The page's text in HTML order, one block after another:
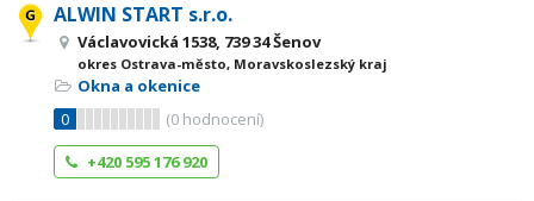
ALWIN START s.r.o.
Václavovická 1538, 739 34 Šenov
okres Ostrava-město, Moravskoslezský kraj
Okna a okenice
0
(0 hodnocení)
+420 595 176 920